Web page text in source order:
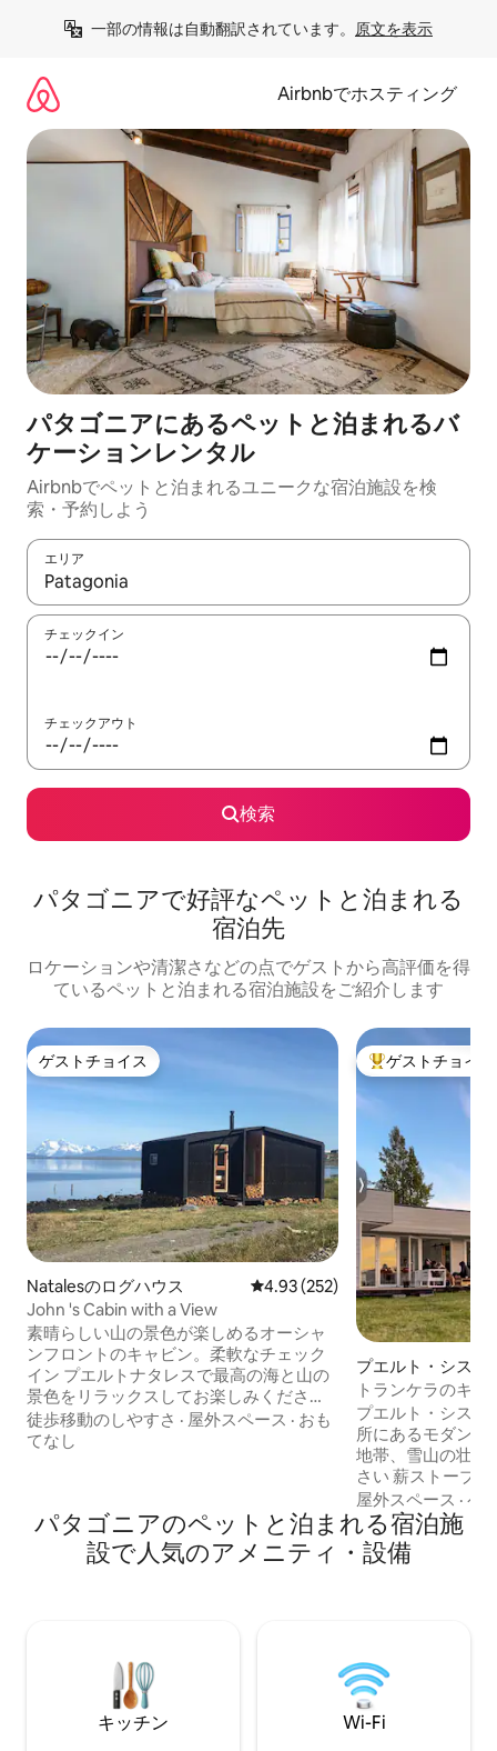
一部の情報は自動翻訳されています。 原文を表示
Airbnbでホスティング
パタゴニアにあるペットと泊まれるバ
ケーションレンタル
Airbnbでペットと泊まれるユニークな宿泊施設を検
索・予約しよう
エリア
検索結果が表示されたら、上下の矢印キーを使って移動するか
チェックイン
チェックアウト
検索
パタゴニアで好評なペットと泊まれる
宿泊先
ロケーションや清潔さなどの点でゲストから高評価を得
ているペットと泊まれる宿泊施設をご紹介します
ゲストチョイス
ゲストチョイス
Natalesのログハウス レビュー252件、5つ星中4.93つ
4.93 (252)
John 's Cabin with a View
素晴らしい山の景色が楽しめるオーシャ
ンフロントのキャビン。柔軟なチェック
イン プエルトナタレスで最高の海と山の
景色をリラックスしてお楽しみくださ
い。 水辺からすぐの場所にあるモダンで
快適なオーシャンフロントキャビンは、
ヨルドと山々のパノラマビューで目を覚
まし、テラスから夕日をお楽しみくださ
い。理想的なロケーション。海のすぐそ
徒歩移動のしやすさ · 屋外スペース · おも
てなし
大好評のゲスト
ゲストチョイス
プエルト・シスネ
ウス
トランケラのキ
色。
プエルト・シスネ
所にあるモダンで
地帯、雪山の壮大
さい 薪ストーブの暖かさで静けさ、自
然、快適さを求め
グからはシスネス
ユニークな景色を
広々としたベッ
PrimeVideo、
屋外スペース ·ペ
パタゴニアのペットと泊まれる宿泊施
設で人気のアメニティ・設備
キッチン Wi-Fi